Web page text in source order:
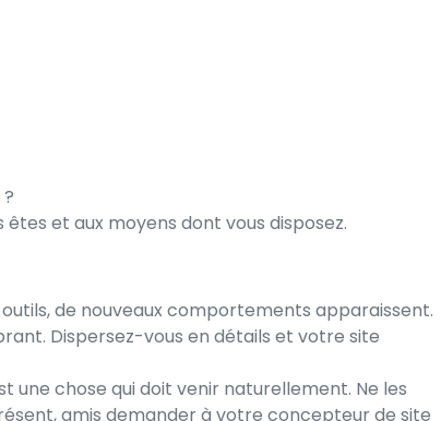
et aux moyens dont vous disposez.
de nouveaux comportements apparaissent.
Dispersez-vous en détails et votre site
une chose qui doit venir naturellement. Ne les
amis demander à votre concepteur de site